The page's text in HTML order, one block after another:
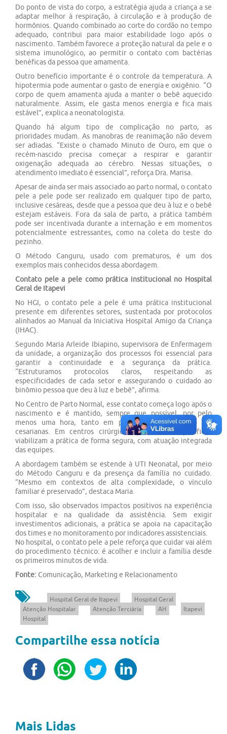
Do ponto de vista do corpo, a estratégia ajuda a criança a se
adaptar melhor à respiração, à circulação e à produção de
hormônios. Quando combinado ao corte do cordão no tempo
adequado, contribui para maior estabilidade logo após o
nascimento. Também favorece a proteção natural da pele e o
sistema imunológico, ao permitir o contato com bactérias
benéficas da pessoa que amamenta.
Outro benefício importante é o controle da temperatura. A
hipotermia pode aumentar o gasto de energia e oxigênio. “O
corpo de quem amamenta ajuda a manter o bebê aquecido
naturalmente. Assim, ele gasta menos energia e fica mais
estável”, explica a neonatologista.
Quando há algum tipo de complicação no parto, as
prioridades mudam. As manobras de reanimação não devem
ser adiadas. “Existe o chamado Minuto de Ouro, em que o
recém-nascido precisa começar a respirar e garantir
oxigenação adequada ao cérebro. Nessas situações, o
atendimento imediato é essencial”, reforça Dra. Marisa.
Apesar de ainda ser mais associado ao parto normal, o contato
pele a pele pode ser realizado em qualquer tipo de parto,
inclusive cesáreas, desde que a pessoa que deu à luz e o bebê
estejam estáveis. Fora da sala de parto, a prática também
pode ser incentivada durante a internação e em momentos
potencialmente estressantes, como na coleta do teste do
pezinho.
O Método Canguru, usado com prematuros, é um dos
exemplos mais conhecidos dessa abordagem.
Contato pele a pele como prática institucional no Hospital
Geral de Itapevi
No HGI, o contato pele a pele é uma prática institucional
presente em diferentes setores, sustentada por protocolos
alinhados ao Manual da Iniciativa Hospital Amigo da Criança
(IHAC).
Segundo Maria Arleide Ibiapino, supervisora de Enfermagem
da unidade, a organização dos processos foi essencial para
garantir a continuidade e a segurança da prática.
“Estruturamos protocolos claros, respeitando as
especificidades de cada setor e assegurando o cuidado ao
binômio pessoa que deu à luz e bebê”, afirma.
No Centro de Parto Normal, esse contato começa logo após o
nascimento e é mantido, sempre que possível, por pelo
menos uma hora, tanto em partos vaginais quanto em
cesarianas. Em centros cirúrgicos, protocolos específicos
viabilizam a prática de forma segura, com atuação integrada
das equipes.
A abordagem também se estende à UTI Neonatal, por meio
do Método Canguru e da presença da família no cuidado.
“Mesmo em contextos de alta complexidade, o vínculo
familiar é preservado”, destaca Maria.
Com isso, são observados impactos positivos na experiência
hospitalar e na qualidade da assistência. Sem exigir
investimentos adicionais, a prática se apoia na capacitação
dos times e no monitoramento por indicadores assistenciais.
No hospital, o contato pele a pele reforça que cuidar vai além
do procedimento técnico: é acolher e incluir a família desde
os primeiros minutos de vida.
Fonte: Comunicação, Marketing e Relacionamento
Hospital Geral de Itapevi
Hospital Geral
Atenção Hospitalar
Atenção Terciária AH
Itapevi
Hospital
Compartilhe essa notícia
Mais Lidas